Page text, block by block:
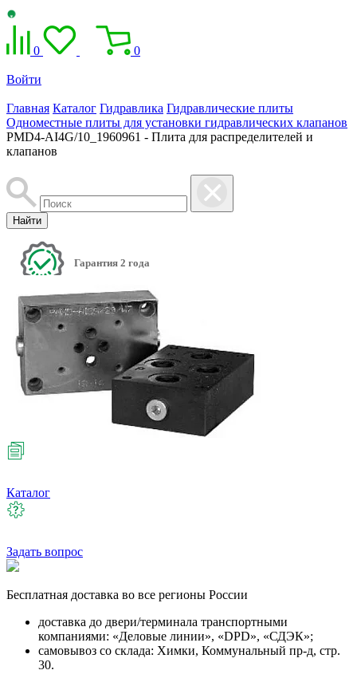
0 0
Войти
Главная Каталог Гидравлика Гидравлические плиты
Одноместные плиты для установки гидравлических клапанов
PMD4-AI4G/10_1960961 - Плита для распределителей и
клапанов
Найти
Гарантия 2 года
Каталог
Задать вопрос
Бесплатная доставка во все регионы России
доставка до двери/терминала транспортными
компаниями: «Деловые линии», «DPD», «СДЭК»;
самовывоз со склада: Химки, Коммунальный пр-д, стр.
30.